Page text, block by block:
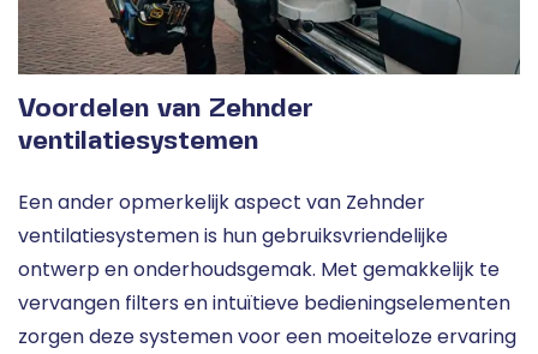
Voordelen van Zehnder
ventilatiesystemen
Een ander opmerkelijk aspect van Zehnder
ventilatiesystemen is hun gebruiksvriendelijke
ontwerp en onderhoudsgemak. Met gemakkelijk te
vervangen filters en intuïtieve bedieningselementen
zorgen deze systemen voor een moeiteloze ervaring